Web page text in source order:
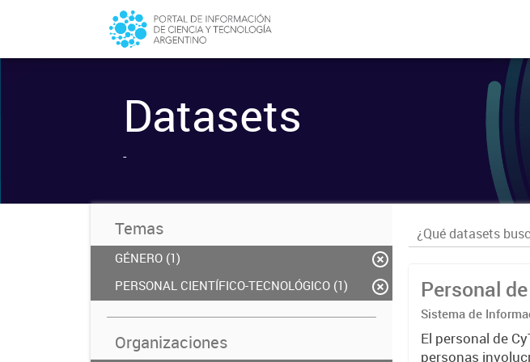
Datasets
-
Temas
GÉNERO (1)
PERSONAL CIENTÍFICO-TECNOLÓGICO (1)
Organizaciones
Personal
Sistema de
El personal de
personas